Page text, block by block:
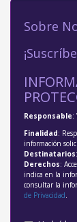
Sobre
Responsable:
Finalidad:
información
Destinatarios
Derechos:
indica en la
consultar la
de Privacidad